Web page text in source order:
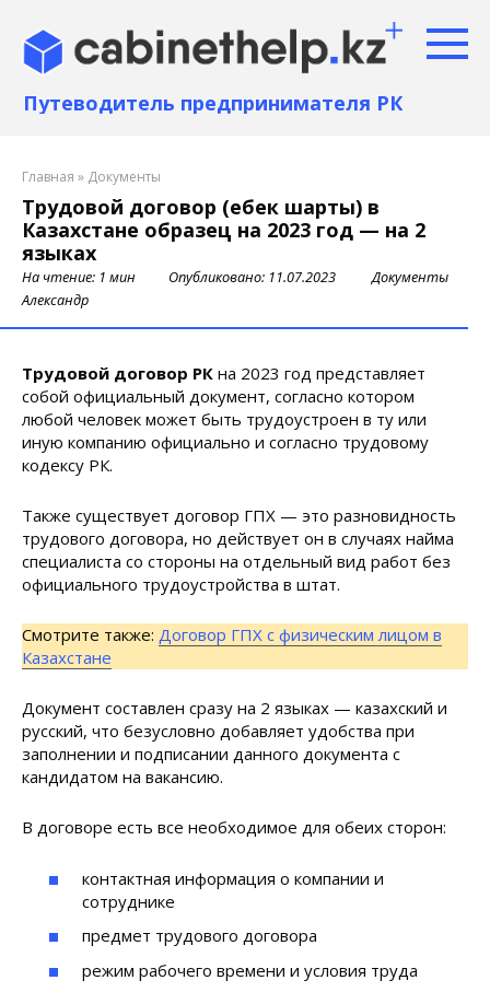
контенту
Путеводитель предпринимателя РК
Главная » Документы
Трудовой договор (еңбек шарты) в
Казахстане образец на 2023 год — на 2
языках
На чтение: 1 мин Опубликовано: 11.07.2023
Документы
Александр
Трудовой договор РК на 2023 год представляет
собой официальный документ, согласно котором
любой человек может быть трудоустроен в ту или
иную компанию официально и согласно трудовому
кодексу РК.
Также существует договор ГПХ — это разновидность
трудового договора, но действует он в случаях найма
специалиста со стороны на отдельный вид работ без
официального трудоустройства в штат.
Смотрите также: Договор ГПХ с физическим лицом в
Казахстане
Документ составлен сразу на 2 языках — казахский и
русский, что безусловно добавляет удобства при
заполнении и подписании данного документа с
кандидатом на вакансию.
В договоре есть все необходимое для обеих сторон:
контактная информация о компании и
сотруднике
предмет трудового договора
режим рабочего времени и условия труда